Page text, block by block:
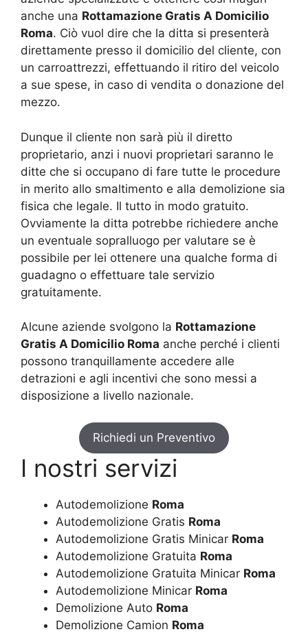
anche una Rottamazione Gratis A Domicilio
Roma. Ciò vuol dire che la ditta si presenterà
direttamente presso il domicilio del cliente, con
un carroattrezzi, effettuando il ritiro del veicolo
a sue spese, in caso di vendita o donazione del
mezzo.
Dunque il cliente non sarà più il diretto
proprietario, anzi i nuovi proprietari saranno le
ditte che si occupano di fare tutte le procedure
in merito allo smaltimento e alla demolizione sia
fisica che legale. Il tutto in modo gratuito.
Ovviamente la ditta potrebbe richiedere anche
un eventuale sopralluogo per valutare se è
possibile per lei ottenere una qualche forma di
guadagno o effettuare tale servizio
gratuitamente.
Alcune aziende svolgono la Rottamazione
Gratis A Domicilio Roma anche perché i clienti
possono tranquillamente accedere alle
detrazioni e agli incentivi che sono messi a
disposizione a livello nazionale.
Richiedi un Preventivo
I nostri servizi
Autodemolizione Roma
Autodemolizione Gratis Roma
Autodemolizione Gratis Minicar Roma
Autodemolizione Gratuita Roma
Autodemolizione Gratuita Minicar Roma
Autodemolizione Minicar Roma
Demolizione Auto Roma
Demolizione Camion Roma